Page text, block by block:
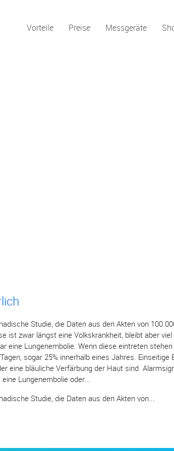
Vorteile Preise Messgeräte
Studie, die Daten aus den Akten von
ist zwar längst eine Volkskrankheit, bleibt aber
eine Lungenembolie. Wenn diese eintreten
sogar 25% innerhalb eines Jahres. Einseitige
eine bläuliche Verfärbung der Haut sind
Lungenembolie oder...
Studie, die Daten aus den Akten von...